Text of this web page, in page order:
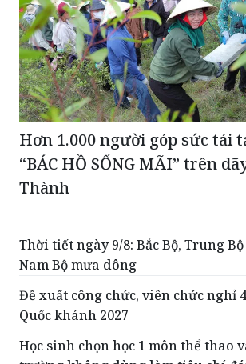
Hơn 1.000 người góp sức tái
“BÁC HỒ SỐNG MÃI” trên
Thành
Đề xuất công chức, viên chức nghỉ
Quốc khánh 2027
Học sinh chọn học 1 môn thể thao
trường không dùng làm tiêu chí
Đóng 1 cửa xả đáy hồ thủy điện